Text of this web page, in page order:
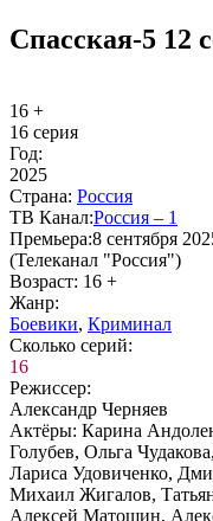
Спасская-5 12
16 +
16 серия
Год:
2025
Стра­на: Рос­сия
ТВ Ка­нал:Рос­сия – 1
Пре­мье­ра:8 сентября
(Телеканал "Россия")
Воз­раст: 16 +
Жанр:
Бое­ви­ки, Кри­ми­нал
Сколь­ко се­рий:
16
Ре­жис­сер:
Александр Черняев
Ак­тё­ры: Карина
Голубев, Ольга
Лариса Удовиченко,
Михаил Жигалов,
Алексей Матошин,